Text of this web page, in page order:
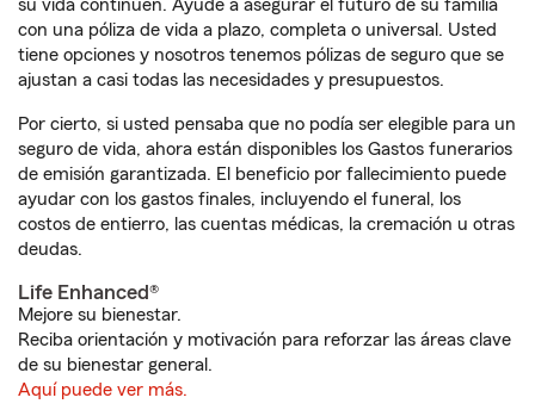
su vida continúen. Ayude a asegurar el futuro de su familia
con una póliza de vida a plazo, completa o universal. Usted
tiene opciones y nosotros tenemos pólizas de seguro que se
ajustan a casi todas las necesidades y presupuestos.
Por cierto, si usted pensaba que no podía ser elegible para un
seguro de vida, ahora están disponibles los Gastos funerarios
de emisión garantizada. El beneficio por fallecimiento puede
ayudar con los gastos finales, incluyendo el funeral, los
costos de entierro, las cuentas médicas, la cremación u otras
deudas.
Life Enhanced®
Mejore su bienestar.
Reciba orientación y motivación para reforzar las áreas clave
de su bienestar general.
Aquí puede ver más.